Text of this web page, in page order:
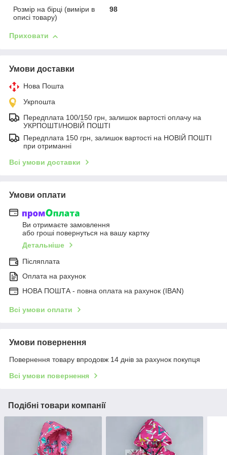
Розмір на бірці (виміри в
описі товару)
98
Приховати
Умови доставки
Нова Пошта
Укрпошта
Передплата 100/150 грн, залишок вартості оплачу на
УКРПОШТІ/НОВІЙ ПОШТІ
Передплата 150 грн, залишок вартості на НОВІЙ ПОШТІ
при отриманні
Всі умови доставки
Умови оплати
Ви отримаєте замовлення
або гроші повернуться на вашу картку
Детальніше
Післяплата
Оплата на рахунок
НОВА ПОШТА - повна оплата на рахунок (IBAN)
Всі умови оплати
Умови повернення
Повернення товару впродовж 14 днів за рахунок покупця
Всі умови повернення
Подібні товари компанії